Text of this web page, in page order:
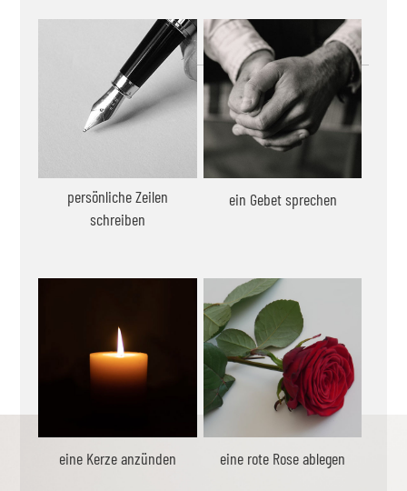
persönliche Zeilen
schreiben
ein Gebet sprechen
eine Kerze anzünden eine rote Rose ablegen